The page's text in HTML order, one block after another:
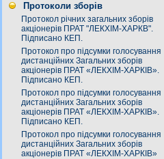
Протоколи зборів
Протокол річних загальних зборів
акціонерів ПРАТ "ЛЕКХІМ-ХАРКВ".
Підписано КЕП.
Протокол про підсумки голосування
дистанційних Загальних зборів
акціонерів ПРАТ «ЛЕКХІМ-ХАРКІВ».
Підписано КЕП.
Протокол про підсумки голосування
дистанційних Загальних зборів
акціонерів ПРАТ «ЛЕКХІМ-ХАРКІВ».
Підписано КЕП.
Протокол про підсумки голосування
дистанційних Загальних зборів
акціонерів ПРАТ «ЛЕКХІМ-ХАРКІВ»